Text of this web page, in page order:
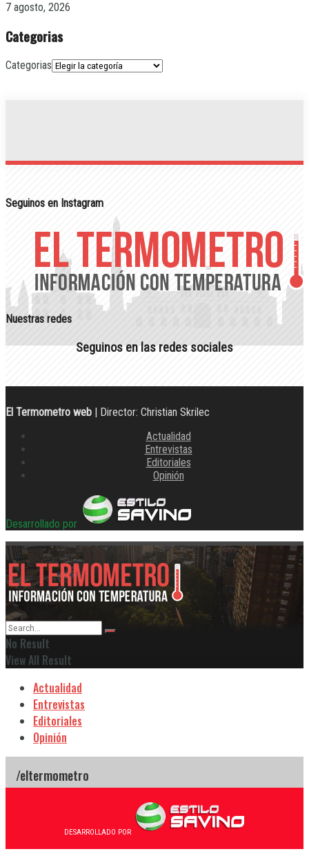
7 agosto, 2026
Categorias
Categorias
Seguinos en Instagram
Nuestras redes
Seguinos en las redes sociales
El Termometro web | Director: Christian Skrilec
Actualidad
Entrevistas
Editoriales
Opinión
Desarrollado por
No Result
View All Result
Actualidad
Entrevistas
Editoriales
Opinión
DESARROLLADO POR